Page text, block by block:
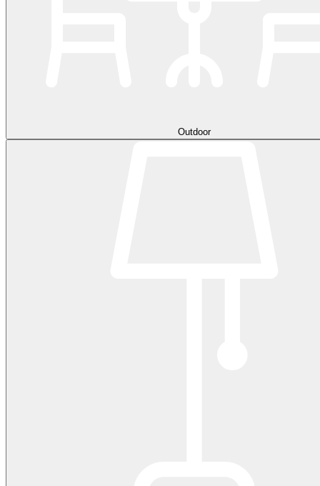
Outdoor